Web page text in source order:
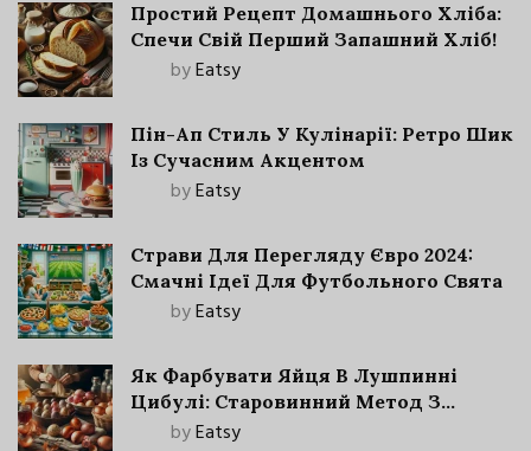
Простий Рецепт Домашнього Хліба:
Спечи Свій Перший Запашний Хліб!
byEatsy
Пін-Ап Стиль У Кулінарії: Ретро Шик
Із Сучасним Акцентом
byEatsy
Страви Для Перегляду Євро 2024:
Смачні Ідеї Для Футбольного Свята
byEatsy
Як Фарбувати Яйця В Лушпинні
Цибулі: Старовинний Метод З
Сучасними Нюансами
byEatsy